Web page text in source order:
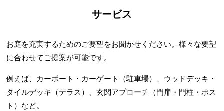
サービス
お庭を充実するためのご要望をお聞かせください。様々な要望
に合わせてご提案が可能です。
例えば、カーポート・カーゲート（駐車場）、ウッドデッキ・
タイルデッキ（テラス）、玄関アプローチ（門扉・門柱・ポス
ト）など。